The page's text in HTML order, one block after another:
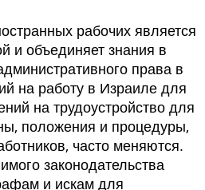
рабочих является
и объединяет знания в
права в
на работу в Израиле для
на трудоустройство для
положения и процедуры,
часто меняются.
законодательства
и искам для